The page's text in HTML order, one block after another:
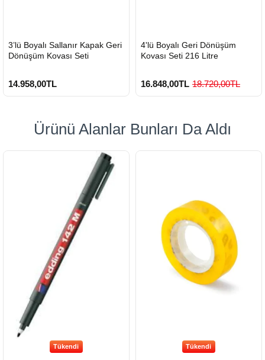
GÖNDERİ
3’lü Boyalı Sallanır Kapak Geri
Dönüşüm Kovası Seti
14.958,00TL
GÖNDERİ
4'lü Boyalı Geri Dönüşüm
Kovası Seti 216 Litre
16.848,00TL 18.720,00TL
Ürünü Alanlar Bunları Da Aldı
Tükendi Tükendi